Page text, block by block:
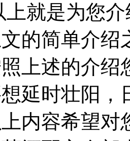
上就是为您
的简单介绍
上述的介
延时壮阳，
内容希望